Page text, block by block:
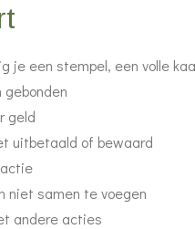
je een stempel, een volle
geld
uitbetaald of bewaard
niet samen te voegen
andere acties